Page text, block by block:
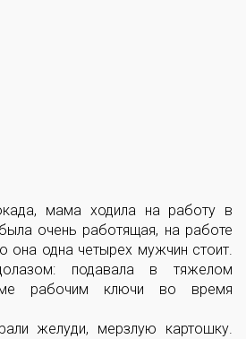
мама ходила на работу в
очень работящая, на работе
она одна четырех мужчин стоит.
подавала в тяжелом
рабочим ключи во время
желуди, мерзлую картошку.